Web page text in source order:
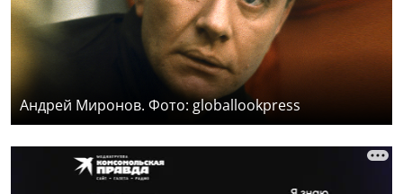
Андрей Миронов. Фото: globallookpress